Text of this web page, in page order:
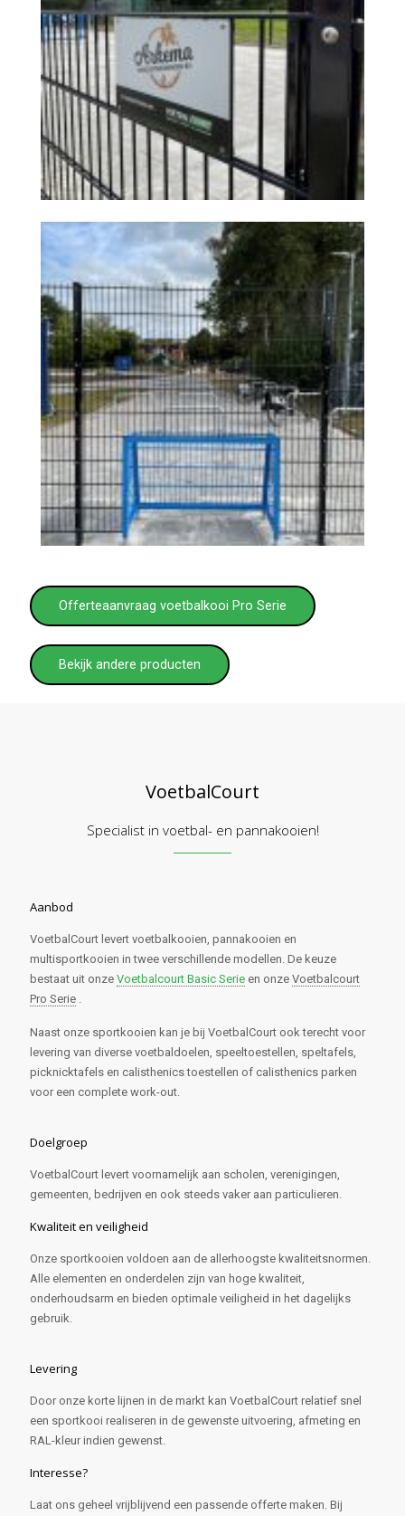
Offerteaanvraag voetbalkooi Pro Serie
Bekijk andere producten
VoetbalCourt
Specialist in voetbal- en pannakooien!
Aanbod
VoetbalCourt levert voetbalkooien, pannakooien en
multisportkooien in twee verschillende modellen. De keuze
bestaat uit onze Voetbalcourt Basic Serie en onze Voetbalcourt
Pro Serie
Naast onze sportkooien kan je bij VoetbalCourt ook terecht voor
levering van diverse voetbaldoelen, speeltoestellen, speltafels,
picknicktafels en calisthenics toestellen of calisthenics parken
voor een complete work-out.
Doelgroep
VoetbalCourt levert voornamelijk aan scholen, verenigingen,
gemeenten, bedrijven en ook steeds vaker aan particulieren.
Kwaliteit en veiligheid
Onze sportkooien voldoen aan de allerhoogste kwaliteitsnormen.
Alle elementen en onderdelen zijn van hoge kwaliteit,
onderhoudsarm en bieden optimale veiligheid in het dagelijks
gebruik.
Levering
Door onze korte lijnen in de markt kan VoetbalCourt relatief snel
een sportkooi realiseren in de gewenste uitvoering, afmeting en
RAL-kleur indien gewenst.
Interesse?
Laat ons geheel vrijblijvend een passende offerte maken. Bij